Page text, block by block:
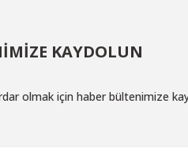
KAYDOLUN
olmak için haber bültenimize